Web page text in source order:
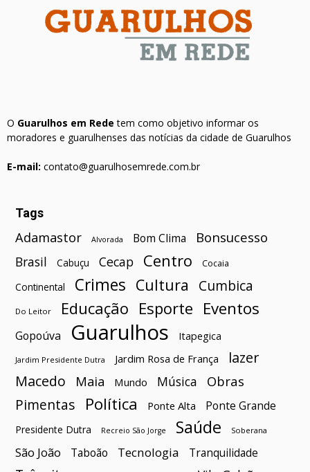
O Guarulhos em Rede tem como objetivo informar os
moradores e guarulhenses das notícias da cidade de Guarulhos
E-mail: contato@guarulhosemrede.com.br
Tags
Adamastor Alvorada Bom Clima Bonsucesso
Brasil Cabuçu Cecap Centro Cocaia
Continental Crimes Cultura Cumbica
Do Leitor Educação Esporte Eventos
Gopoúva Guarulhos Itapegica
Jardim Presidente Dutra Jardim Rosa de França
lazer
Macedo
Maia Mundo Música Obras
Pimentas Política Ponte Alta Ponte Grande
Presidente Dutra Recreio São Jorge Saúde Soberana
São João Taboão Tecnologia Tranquilidade